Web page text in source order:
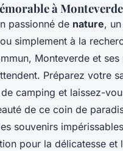
à Monteverde
passionné de nature,
ou simplement à la
Monteverde et ses
Préparez votre
camping et laissez-
de ce coin de
souvenirs
pour la délicatesse et